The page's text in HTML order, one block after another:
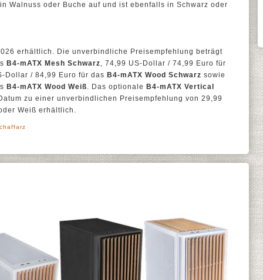
Walnuss oder Buche auf und ist ebenfalls in Schwarz oder
erhältlich. Die unverbindliche Preisempfehlung beträgt
B4-mATX Mesh Schwarz, 74,99 US-Dollar / 74,99 Euro für
Dollar / 84,99 Euro für das B4-mATX Wood Schwarz sowie
B4-mATX Wood Weiß. Das optionale B4-mATX Vertical
zu einer unverbindlichen Preisempfehlung von 29,99
Weiß erhältlich.